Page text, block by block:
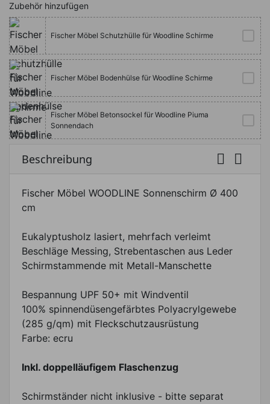
Zubehör hinzufügen
Fischer Möbel Schutzhülle für Woodline Schirme
Fischer Möbel Bodenhülse für Woodline Schirme
Fischer Möbel Betonsockel für Woodline Piuma
Sonnendach
Beschreibung  
Fischer Möbel WOODLINE Sonnenschirm Ø 400
cm
Eukalyptusholz lasiert, mehrfach verleimt
Beschläge Messing, Strebentaschen aus Leder
Schirmstammende mit Metall-Manschette
Bespannung UPF 50+ mit Windventil
100% spinnendüsengefärbtes Polyacrylgewebe
(285 g/qm) mit Fleckschutzausrüstung
Farbe: ecru
Inkl. doppelläufigem Flaschenzug
Schirmständer nicht inklusive - bitte separat